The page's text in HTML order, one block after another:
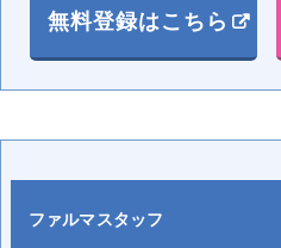
無料登録はこちら
ファルマスタッフ